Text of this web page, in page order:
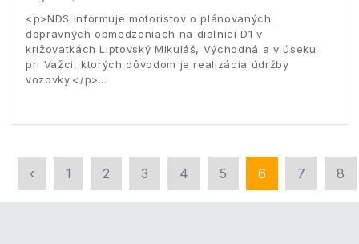
<p>NDS informuje motoristov o plánovaných
dopravných obmedzeniach na diaľnici D1 v
križovatkách Liptovský Mikuláš, Východná a v úseku
pri Važci, ktorých dôvodom je realizácia údržby
vozovky.</p>
‹ 1 2 3 4 5 6 7 8